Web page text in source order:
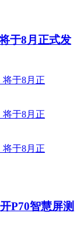
于8月正式发
P70智慧屏测